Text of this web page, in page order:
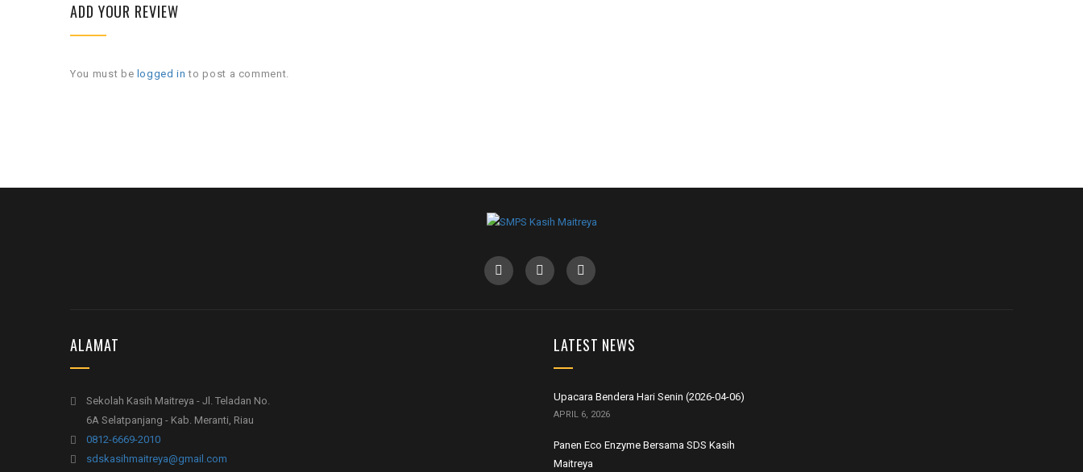
ADD YOUR REVIEW
You must be logged in to post a comment.
ALAMAT
Sekolah Kasih Maitreya - Jl. Teladan No.
6A Selatpanjang - Kab. Meranti, Riau
0812-6669-2010
sdskasihmaitreya@gmail.com
LATEST NEWS
Upacara Bendera Hari Senin (2026-04-06)
APRIL 6, 2026
Panen Eco Enzyme Bersama SDS Kasih
Maitreya